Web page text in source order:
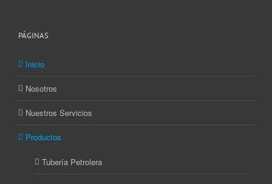
PÁGINAS
Inicio
Nosotros
Nuestros Servicios
Productos
Tubería Petrolera